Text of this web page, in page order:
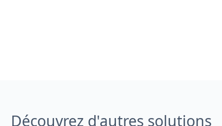
Découvrez d'autres solutions